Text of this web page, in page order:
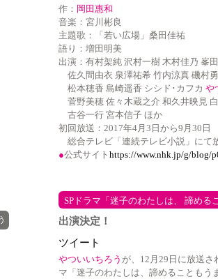
作： 岡田惠和
音楽：宮川彬良
主題歌：「若い広場」桑田佳祐
語り：増田明美
出演：有村架純 沢村一樹 木村佳乃 峯
佐久間由衣 泉澤祐希 竹内涼真 磯村
松本穂香 島崎遥香 シシド･カフカ や
菅野美穂 佐々木蔵之介 和久井映見
古谷一行 宮本信子 ほか
初回放送：2017年4月3日から9月30日
総合テレビ「連続テレビ小説」にて
●公式サイト https://www.nhk.jp/g/blog/
SPドラマ「迷子のわたしは、 諦める
出演決定！
ツイート
やついいちろう が、12月29日に放送さ
マ「迷子のわたしは、諦めることもう